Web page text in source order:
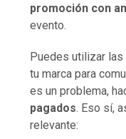
promoción con
evento.
Puedes utilizar
tu marca para
es un problema,
pagados. Eso sí,
relevante: